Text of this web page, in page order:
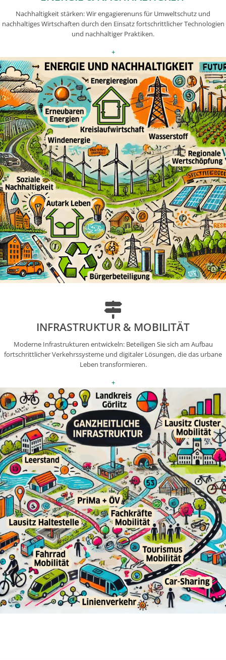
Nachhaltigkeit stärken: Wir engagierenuns für Umweltschutz und
nachhaltiges Wirtschaften durch den Einsatz fortschrittlicher Technologien
und nachhaltiger Praktiken.
+
INFRASTRUKTUR & MOBILITÄT
Moderne Infrastrukturen entwickeln: Beteiligen Sie sich am Aufbau
fortschrittlicher Verkehrssysteme und digitaler Lösungen, die das urbane
Leben transformieren.
+